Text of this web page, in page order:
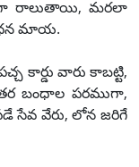
గా రాలుతాయి, మరలా
ధన మాయ.
కార్డు వారు కాబట్టి,
బంధాల పరముగా,
సేవ వేరు, లోన జరిగే